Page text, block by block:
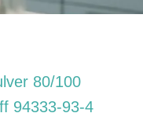
80/100
94333-93-4